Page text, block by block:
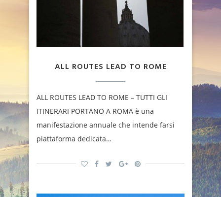
ALL ROUTES LEAD TO ROME
ALL ROUTES LEAD TO ROME – TUTTI GLI
ITINERARI PORTANO A ROMA è una
manifestazione annuale che intende farsi
piattaforma dedicata…